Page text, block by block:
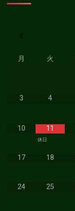
月 火
3 4
10 11
休日
17 18
24 25